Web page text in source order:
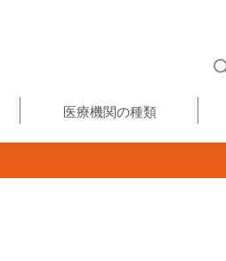
医療機関の種類